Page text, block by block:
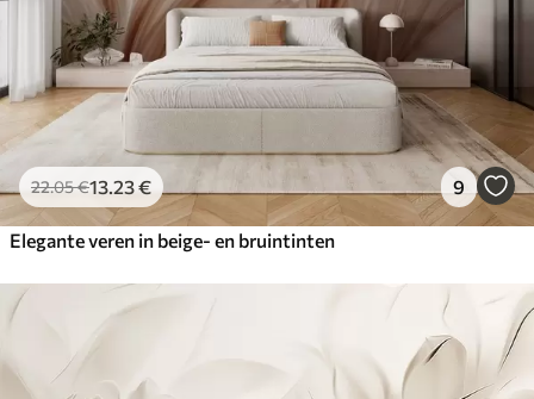
22.05€13 .23€ 9
Elegante veren in beige- en bruintinten